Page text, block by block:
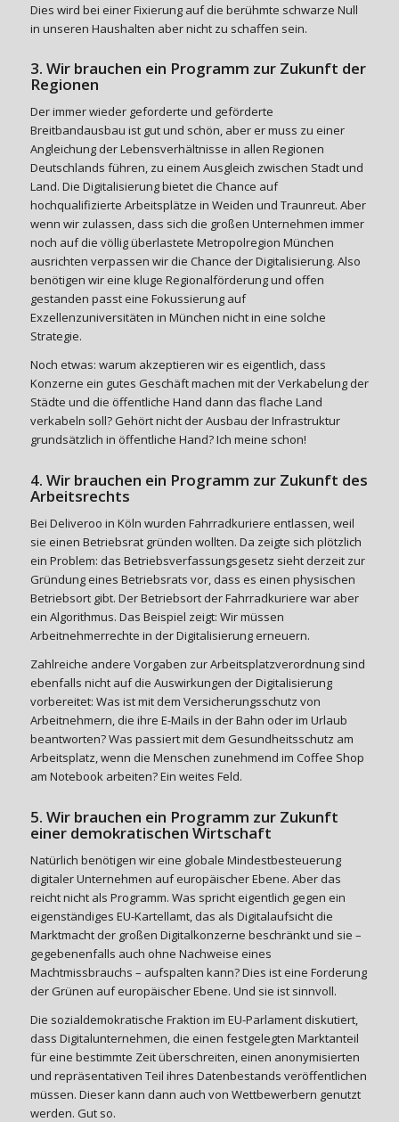
Dies wird bei einer Fixierung auf die berühmte schwarze Null
in unseren Haushalten aber nicht zu schaffen sein.
3. Wir brauchen ein Programm zur Zukunft der
Regionen
Der immer wieder geforderte und geförderte
Breitbandausbau ist gut und schön, aber er muss zu einer
Angleichung der Lebensverhältnisse in allen Regionen
Deutschlands führen, zu einem Ausgleich zwischen Stadt und
Land. Die Digitalisierung bietet die Chance auf
hochqualifizierte Arbeitsplätze in Weiden und Traunreut. Aber
wenn wir zulassen, dass sich die großen Unternehmen immer
noch auf die völlig überlastete Metropolregion München
ausrichten verpassen wir die Chance der Digitalisierung. Also
benötigen wir eine kluge Regionalförderung und offen
gestanden passt eine Fokussierung auf
Exzellenzuniversitäten in München nicht in eine solche
Strategie.
Noch etwas: warum akzeptieren wir es eigentlich, dass
Konzerne ein gutes Geschäft machen mit der Verkabelung der
Städte und die öffentliche Hand dann das flache Land
verkabeln soll? Gehört nicht der Ausbau der Infrastruktur
grundsätzlich in öffentliche Hand? Ich meine schon!
4. Wir brauchen ein Programm zur Zukunft des
Arbeitsrechts
Bei Deliveroo in Köln wurden Fahrradkuriere entlassen, weil
sie einen Betriebsrat gründen wollten. Da zeigte sich plötzlich
ein Problem: das Betriebsverfassungsgesetz sieht derzeit zur
Gründung eines Betriebsrats vor, dass es einen physischen
Betriebsort gibt. Der Betriebsort der Fahrradkuriere war aber
ein Algorithmus. Das Beispiel zeigt: Wir müssen
Arbeitnehmerrechte in der Digitalisierung erneuern.
Zahlreiche andere Vorgaben zur Arbeitsplatzverordnung sind
ebenfalls nicht auf die Auswirkungen der Digitalisierung
vorbereitet: Was ist mit dem Versicherungsschutz von
Arbeitnehmern, die ihre E-Mails in der Bahn oder im Urlaub
beantworten? Was passiert mit dem Gesundheitsschutz am
Arbeitsplatz, wenn die Menschen zunehmend im Coffee Shop
am Notebook arbeiten? Ein weites Feld.
5. Wir brauchen ein Programm zur Zukunft
einer demokratischen Wirtschaft
Natürlich benötigen wir eine globale Mindestbesteuerung
digitaler Unternehmen auf europäischer Ebene. Aber das
reicht nicht als Programm. Was spricht eigentlich gegen ein
eigenständiges EU-Kartellamt, das als Digitalaufsicht die
Marktmacht der großen Digitalkonzerne beschränkt und sie –
gegebenenfalls auch ohne Nachweise eines
Machtmissbrauchs – aufspalten kann? Dies ist eine Forderung
der Grünen auf europäischer Ebene. Und sie ist sinnvoll.
Die sozialdemokratische Fraktion im EU-Parlament diskutiert,
dass Digitalunternehmen, die einen festgelegten Marktanteil
für eine bestimmte Zeit überschreiten, einen anonymisierten
und repräsentativen Teil ihres Datenbestands veröffentlichen
müssen. Dieser kann dann auch von Wettbewerbern genutzt
werden. Gut so.